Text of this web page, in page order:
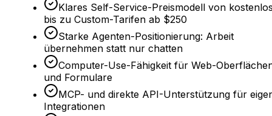
Klares Self-Service-Preismodell von
bis zu Custom-Tarifen ab $250
Starke Agenten-Positionierung: Arbeit
übernehmen statt nur chatten
Computer-Use-Fähigkeit für Web-
und Formulare
MCP- und direkte API-Unterstützung für
Integrationen